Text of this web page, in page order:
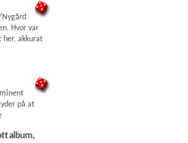
Nygård
Hvor var
her, akkurat
på at
album,